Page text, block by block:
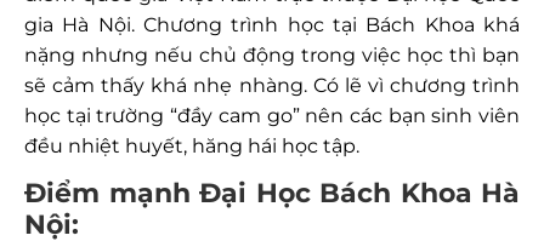
gia Hà Nội. Chương trình học tại Bách Khoa khá
nặng nhưng nếu chủ động trong việc học thì bạn
sẽ cảm thấy khá nhẹ nhàng. Có lẽ vì chương trình
học tại trường “đầy cam go” nên các bạn sinh viên
đều nhiệt huyết, hăng hái học tập.
Điểm mạnh Đại Học Bách Khoa Hà
Nội: